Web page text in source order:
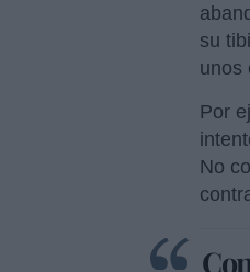
su
unos
Por
No